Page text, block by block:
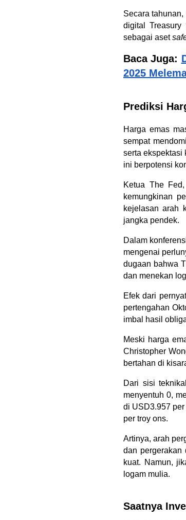
Secara
digital Treasury
sebagai aset
Baca Juga:
2025
Prediksi
Harga emas
sempat
serta ekspektasi
ini berpotensi
Ketua The
kemungkinan
kejelasan arah
jangka pendek.
Dalam
mengenai
dugaan bahwa
dan menekan
Efek dari
pertengahan
imbal hasil
Meski harga
Christopher
bertahan di
Dari sisi
menyentuh 0,
di USD3.957
per troy ons.
Artinya, arah
dan pergerakan
kuat. Namun,
logam mulia.
Saatnya